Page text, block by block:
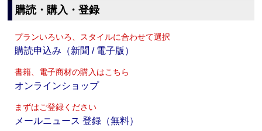
購読・購入・登録
プランいろいろ、スタイルに合わせて選択
購読申込み（新聞 / 電子版）
書籍、電子商材の購入はこちら
オンラインショップ
まずはご登録ください
メールニュース 登録（無料）